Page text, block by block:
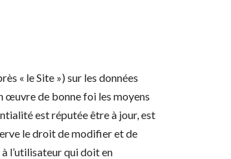
« le Site ») sur les données
œuvre de bonne foi les moyens
est réputée être à jour, est
le droit de modifier et de
l’utilisateur qui doit en